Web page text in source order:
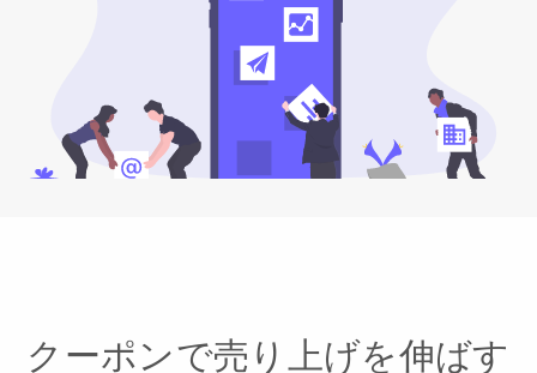
クーポンで売り上げを伸ばす